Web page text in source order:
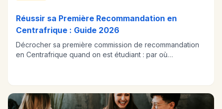
Réussir sa Première Recommandation en
Centrafrique : Guide 2026
Décrocher sa première commission de recommandation
en Centrafrique quand on est étudiant : par où